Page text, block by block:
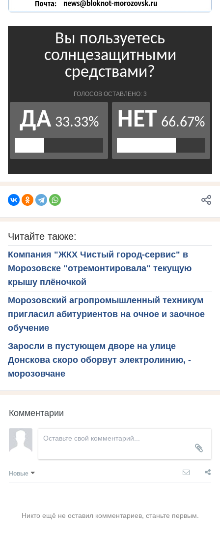
Читайте также:
Компания "ЖКХ Чистый город-сервис" в
Морозовске "отремонтировала" текущую
крышу плёночкой
Морозовский агропромышленный техникум
пригласил абитуриентов на очное и заочное
обучение
Заросли в пустующем дворе на улице
Донскова скоро оборвут электролинию, -
морозовчане
Комментарии
Новые
Никто ещё не оставил комментариев, станьте первым.